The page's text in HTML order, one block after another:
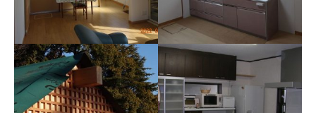
施工例078 M様邸